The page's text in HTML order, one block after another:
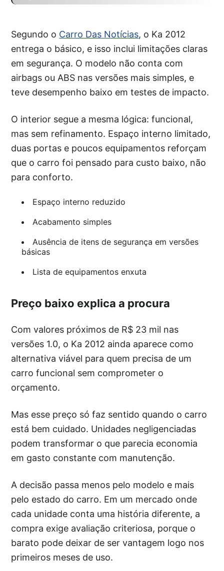
Segundo o Carro Das Notícias, o Ka 2012
entrega o básico, e isso inclui limitações claras
em segurança. O modelo não conta com
airbags ou ABS nas versões mais simples, e
teve desempenho baixo em testes de impacto.
O interior segue a mesma lógica: funcional,
mas sem refinamento. Espaço interno limitado,
duas portas e poucos equipamentos reforçam
que o carro foi pensado para custo baixo, não
para conforto.
Espaço interno reduzido
Acabamento simples
Ausência de itens de segurança em versões
básicas
Lista de equipamentos enxuta
Preço baixo explica a procura
Com valores próximos de R$ 23 mil nas
versões 1.0, o Ka 2012 ainda aparece como
alternativa viável para quem precisa de um
carro funcional sem comprometer o
orçamento.
Mas esse preço só faz sentido quando o carro
está bem cuidado. Unidades negligenciadas
podem transformar o que parecia economia
em gasto constante com manutenção.
A decisão passa menos pelo modelo e mais
pelo estado do carro. Em um mercado onde
cada unidade conta uma história diferente, a
compra exige avaliação criteriosa, porque o
barato pode deixar de ser vantagem logo nos
primeiros meses de uso.